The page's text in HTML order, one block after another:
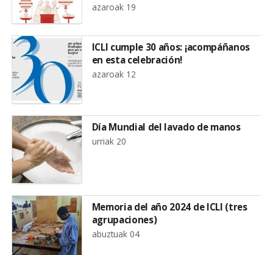
azaroak 19
ICLI cumple 30 años: ¡acompáñanos
en esta celebración!
azaroak 12
Día Mundial del lavado de manos
urriak 20
Memoria del año 2024 de ICLI (tres
agrupaciones)
abuztuak 04